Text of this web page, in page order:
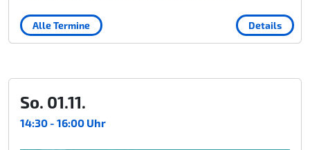
Details
Alle Termine
So. 01.11.
14:30 - 16:00 Uhr